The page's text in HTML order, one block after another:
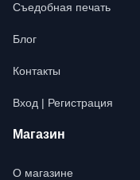
Съедобная печать
Блог
Контакты
Вход | Регистрация
Магазин
О магазине